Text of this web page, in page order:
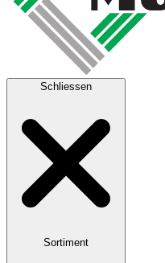
Schliessen
Sortiment